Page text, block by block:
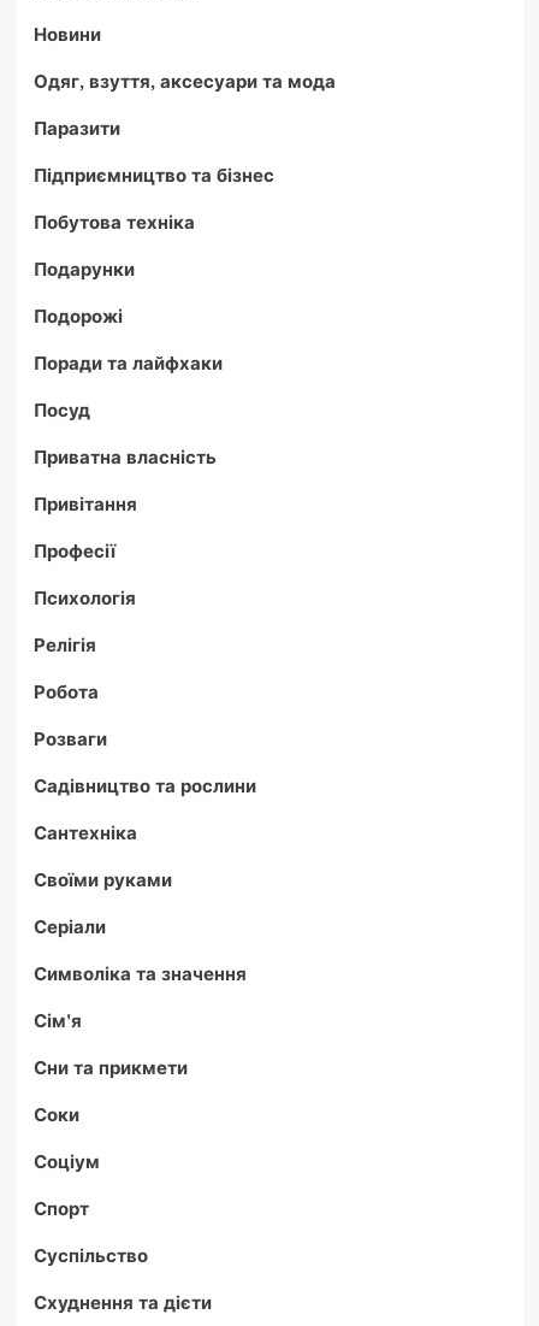
Новини
Одяг, взуття, аксесуари та мода
Паразити
Підприємництво та бізнес
Побутова техніка
Подарунки
Подорожі
Поради та лайфхаки
Посуд
Приватна власність
Привітання
Професії
Психологія
Релігія
Робота
Розваги
Садівництво та рослини
Сантехніка
Своїми руками
Серіали
Символіка та значення
Сім'я
Сни та прикмети
Соки
Соціум
Спорт
Суспільство
Схуднення та дієти